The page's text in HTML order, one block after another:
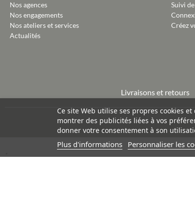
Nos agences
Nos engagements
Nos ateliers et services
Actualités
Suivi
Créez
Livraisons et retours
Ce site Web utilise ses propres cookies
montrer des publicités liées à vos
donner votre consentement à son
Plus d'informations Personnaliser les